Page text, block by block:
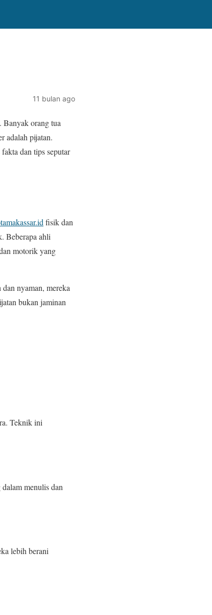
11 bulan ago
Banyak orang tua
adalah pijatan.
dan tips seputar
fisik dan
Beberapa ahli
motorik yang
nyaman, mereka
bukan jaminan
Teknik ini
menulis dan
lebih berani